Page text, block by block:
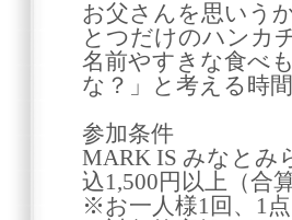
お父さんを思いう
とつだけのハンカ
名前やすきな食べ
な？」と考える時
参加条件
MARK IS みなとみ
込1,500円以上（合
※お一人様1回、1